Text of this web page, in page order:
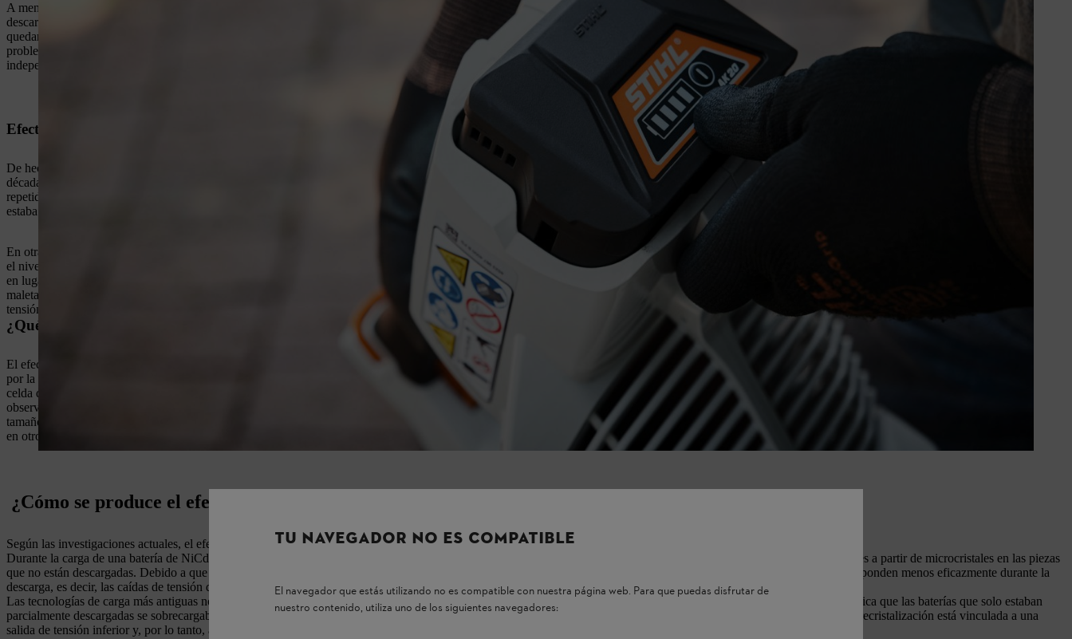
A menudo ha escuchado hablar del “efecto memoria” en las baterías, que hace que pierdan capacidad energética con una carga parcial reiterada. Una vez que la batería se
descarga, se reduce el tiempo de funcionamiento de su máquina a motor y, en breve, necesitará cargar la batería con más frecuencia. En el peor de los casos, las baterías pueden
quedar inutilizables mucho antes de que finalice su vida útil. Pero no todas las baterías se ven afectadas por esta pérdida de capacidad, ya que el efecto memoria no es un
problema en las baterías modernas de litio-ión. Para los usuarios, esto tiene la gran ventaja de que una batería de litio-ión se puede cargar en cualquier momento,
independientemente de su nivel de carga actual.
Efecto memoria en las baterías: descubierto en la década de 1960
De hecho, esa forma de actuar supersticiosa guiada por el efecto memoria en las baterías está aún arraigada, ya que este efecto supuso un gran reto en su momento.
década de 1960, los ingenieros de la NASA observaron que las baterías integradas en un satélite perdían su capacidad con el tiempo. En concreto, descubrieron que, tras
repetidas descargas parciales, las baterías solo suministraban la cantidad de energía añadida con el proceso de carga más reciente; la energía residual cargada anteriormente no
estaba disponible para su uso.
En otras palabras, el efecto memoria tiene un impacto negativo en la capacidad de almacenamiento y se produce después de una descarga parcial repetida. La batería "recuerda"
el nivel de descarga parcial y solo suministra esta cantidad "recordada" de energía para su uso posterior. Para explicarlo, lee el siguiente ejemplo: imagina una maleta en la que,
en lugar de sacar los últimos artículos de ella, decides colocar un falso fondo permanente. El nuevo espacio que has creado es ahora todo el espacio que puede ofrecer tu
maleta: hay menos espacio para llenarla con cosas y no puedes acceder a lo que pusiste anteriormente. En las baterías, el efecto memoria se manifiesta como una caída de
tensión y, en última instancia, puede provocar que las baterías afectadas se vuelvan inutilizables cuando la tensión caiga por debajo del requisito mínimo de la máquina.
¿Qué baterías experimentan el efecto memoria?
El efecto memoria se produce principalmente en las baterías de níquel-cadmio (NiCd), que solían utilizarse en las máquinas de batería. En estas baterías, el efecto está causado
por la formación de cristales en el cátodo de cadmio, porque si la batería no está completamente descargada, los cristales tienden a formarse en la parte no descargada de la
celda de la batería. La tensión disminuye a medida que crece el tamaño de los cristales, ya que estos afectan a la conductividad del material. En menor medida, se puede
observar un comportamiento similar en las baterías de níquel e hidruro metálico (NiMH), aunque aquí se conoce como el "efecto de batería perezosa". Las pilas AA o AAA de
tamaño estándar suelen ser de tipo NiMH, al igual que las baterías integradas en pequeños dispositivos eléctricos, pero hoy en día las pilas de NiMh y NiCd rara vez se utilizan
en otros lugares.
¿Cómo se produce el efecto memoria en las baterías?
Según las investigaciones actuales, el efecto memoria se basa en dos procesos.
Durante la carga de una batería de NiCd, se forman microcristales de cadmio. Si la batería se descarga ligeramente de forma repetida, pueden formarse cristales más grandes a partir de microcristales en las piezas
que no están descargadas. Debido a que los cristales más grandes tienen una superficie más pequeña en comparación con los cristales más pequeños de la misma masa, responden menos eficazmente durante la
descarga, es decir, las caídas de tensión disponibles.
Las tecnologías de carga más antiguas no tenían la opción de supervisar el nivel de la batería. En su lugar, se cargaban durante un periodo de tiempo definido, lo que significa que las baterías que solo estaban
parcialmente descargadas se sobrecargaban y, por consiguiente, se formaban cristales en el electrodo de Cd. Debido a la posición del cadmio en la serie electroquímica, la recristalización está vinculada a una
salida de tensión inferior y, por lo tanto, a una reducción de la capacidad.
TU NAVEGADOR NO ES COMPATIBLE
El navegador que estás utilizando no es compatible con nuestra página web. Para que puedas disfrutar de
nuestro contenido, utiliza uno de los siguientes navegadores: